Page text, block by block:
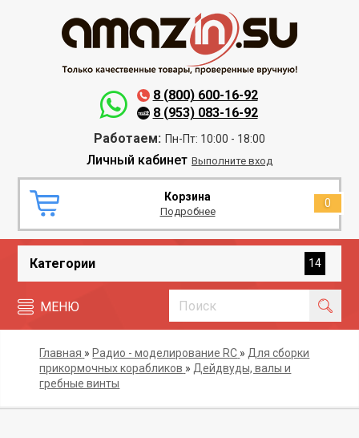
8 (800) 600-16-92
8 (953) 083-16-92
Работаем: Пн-Пт: 10:00 - 18:00
Личный кабинет Выполните вход
Корзина
Подробнее
0
Категории 14
МЕНЮ
Главная » Радио - моделирование RC » Для сборки
прикормочных корабликов » Дейдвуды, валы и
гребные винты